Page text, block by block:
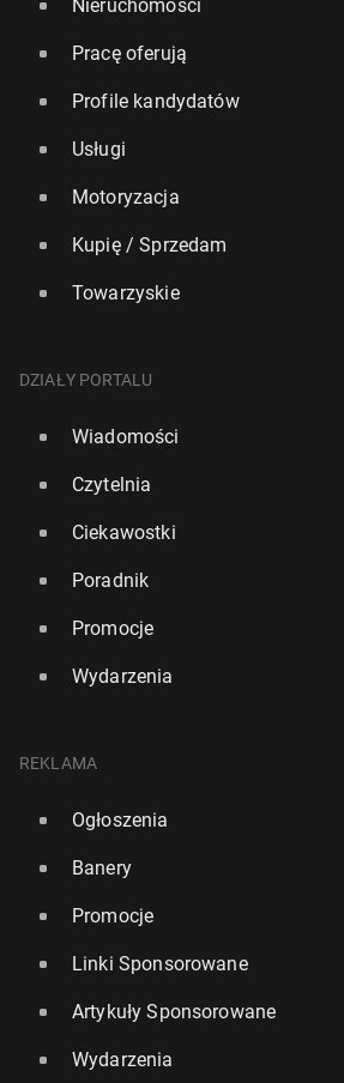
Nieruchomości
Pracę oferują
Profile kandydatów
Usługi
Motoryzacja
Kupię / Sprzedam
Towarzyskie
DZIAŁY PORTALU
Wiadomości
Czytelnia
Ciekawostki
Poradnik
Promocje
Wydarzenia
REKLAMA
Ogłoszenia
Banery
Promocje
Linki Sponsorowane
Artykuły Sponsorowane
Wydarzenia